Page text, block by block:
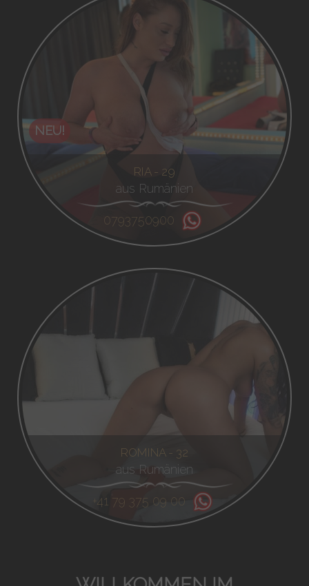
NEU!
RIA - 29
aus Rumänien
0793750900
ROMINA - 32
aus Rumänien
+41 79 375 09 00